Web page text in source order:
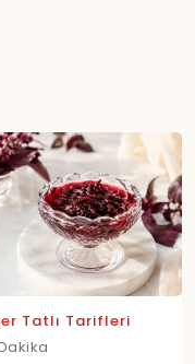
Tatlı Tarifleri